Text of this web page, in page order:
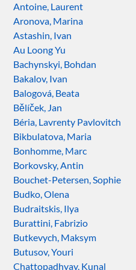
Antoine, Laurent
Aronova, Marina
Astashin, Ivan
Au Loong Yu
Bachynskyi, Bohdan
Bakalov, Ivan
Balogová, Beata
Bělíček, Jan
Béria, Lavrenty Pavlovitch
Bikbulatova, Maria
Bonhomme, Marc
Borkovsky, Antin
Bouchet-Petersen, Sophie
Budko, Olena
Budraitskis, Ilya
Burattini, Fabrizio
Butkevych, Maksym
Butusov, Youri
Chattopadhyay, Kunal